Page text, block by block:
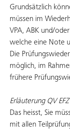
Grundsätzlich
müssen im
VPA, ABK und/
welche eine Note
Die
möglich, im
frühere
Erläuterung QV EFZ
Das heisst, Sie
mit allen